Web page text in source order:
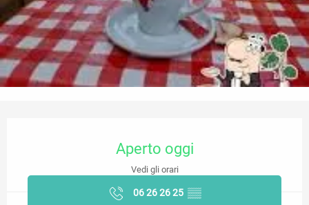
Aperto oggi
Vedi gli orari
06 26 26 25 ▒▒